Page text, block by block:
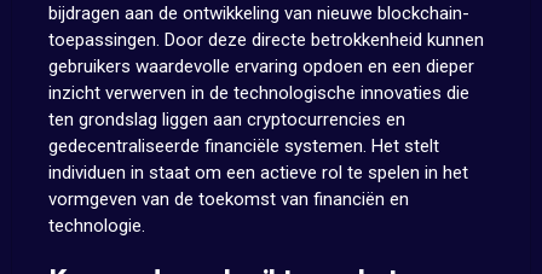
bijdragen aan de ontwikkeling van nieuwe blockchain-
toepassingen. Door deze directe betrokkenheid kunnen
gebruikers waardevolle ervaring opdoen en een dieper
inzicht verwerven in de technologische innovaties die
ten grondslag liggen aan cryptocurrencies en
gedecentraliseerde financiële systemen. Het stelt
individuen in staat om een actieve rol te spelen in het
vormgeven van de toekomst van financiën en
technologie.